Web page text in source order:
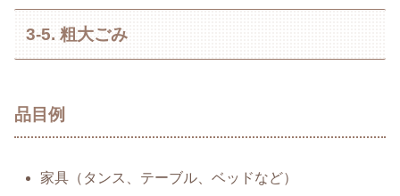
3-5. 粗大ごみ
品目例
家具（タンス、テーブル、ベッドなど）